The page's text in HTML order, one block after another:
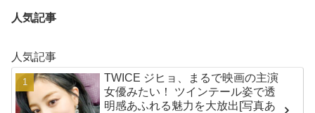
人気記事
人気記事
TWICE ジヒョ、まるで映画の主演
女優みたい！ ツインテール姿で透
明感あふれる魅力を大放出[写真あ